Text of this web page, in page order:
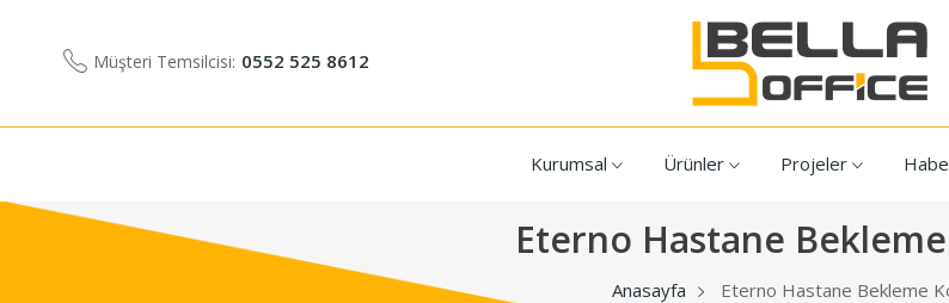
Müşteri Temsilcisi: 0552 525 8612
Kurumsal Ürünler Projeler
Eterno Hastane
Anasayfa Eterno Hastane Bekleme